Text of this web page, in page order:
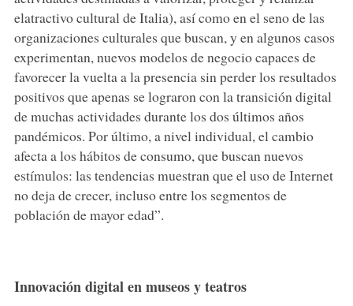
elatractivo cultural de Italia), así como en el seno de las
organizaciones culturales que buscan, y en algunos casos
experimentan, nuevos modelos de negocio capaces de
favorecer la vuelta a la presencia sin perder los resultados
positivos que apenas se lograron con la transición digital
de muchas actividades durante los dos últimos años
pandémicos. Por último, a nivel individual, el cambio
afecta a los hábitos de consumo, que buscan nuevos
estímulos: las tendencias muestran que el uso de Internet
no deja de crecer, incluso entre los segmentos de
población de mayor edad”.
Innovación digital en museos y teatros